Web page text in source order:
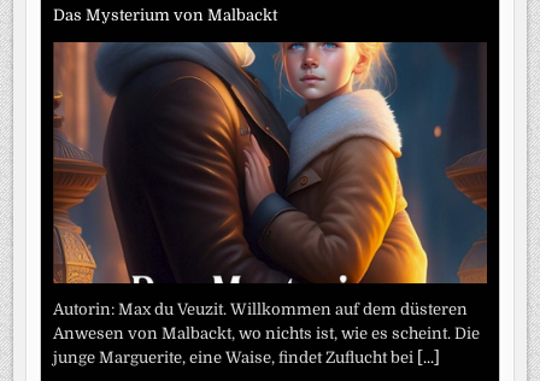
Das Mysterium von Malbackt
Autorin: Max du Veuzit. Willkommen auf dem düsteren
Anwesen von Malbackt, wo nichts ist, wie es scheint. Die
junge Marguerite, eine Waise, findet Zuflucht bei [...]